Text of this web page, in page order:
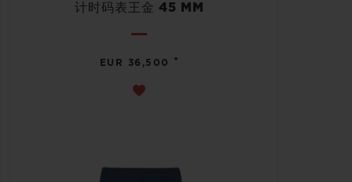
计时码表王金 45 MM
EUR 36,500 •